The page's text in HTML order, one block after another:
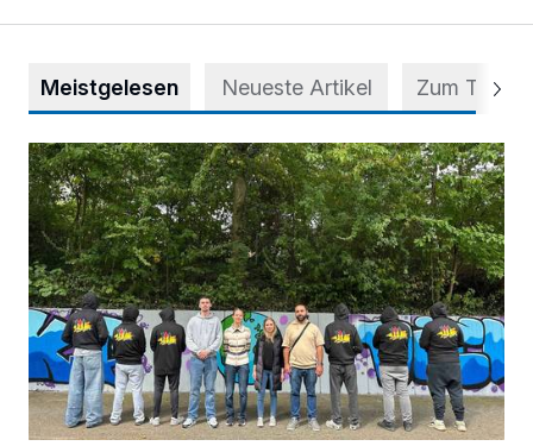
Meistgelesen Neueste Artikel Zum Thema
Aus Grau wird Haltung